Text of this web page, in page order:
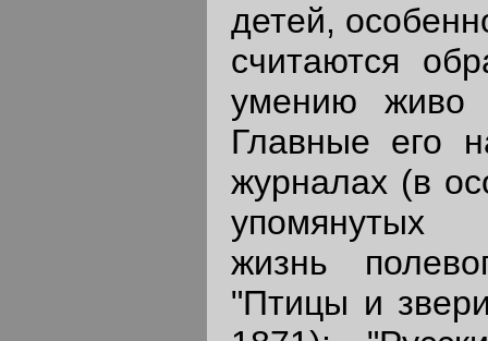
детей,
считаются
умению живо
Главные его
журналах (в
упомянутых
жизнь
"Птицы и